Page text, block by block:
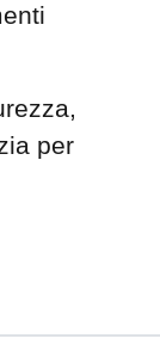
per